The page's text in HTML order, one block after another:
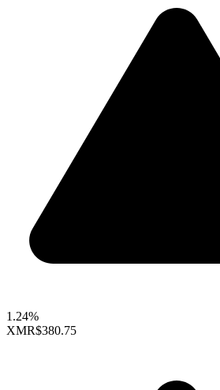
1.24%
XMR$380.75